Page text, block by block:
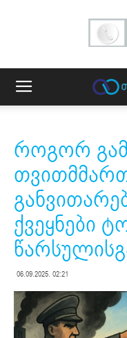
როგორ
ქვეყნები
06.09.2025. 02:21